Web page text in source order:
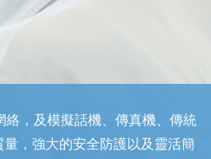
絡，及模擬話機、傳真機、傳統
，強大的安全防護以及靈活簡